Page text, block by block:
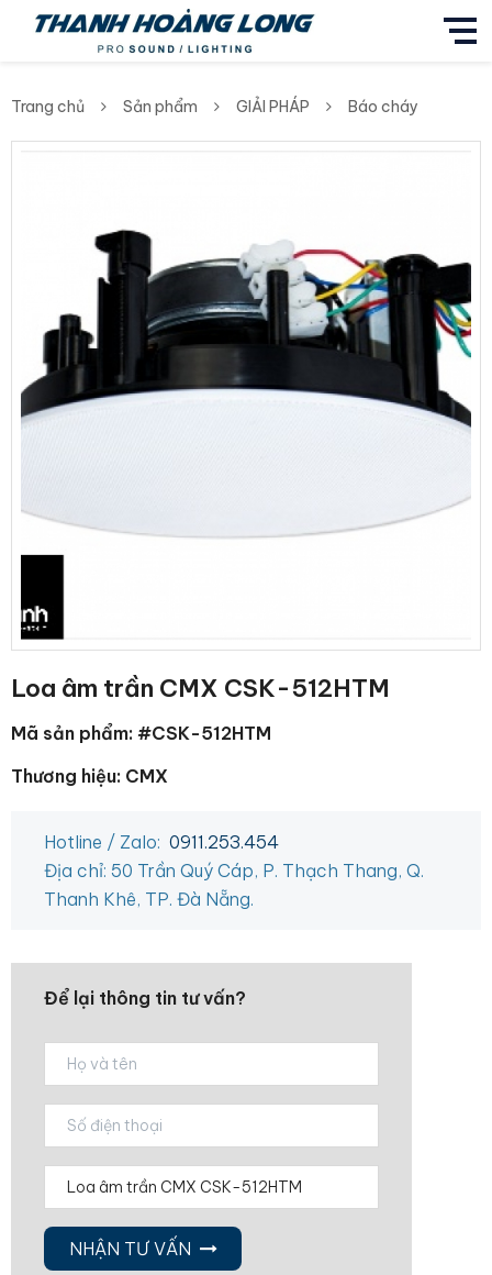
Trang chủ Sản phẩm GIẢI PHÁP Báo cháy
Loa âm trần CMX CSK-512HTM
Mã sản phẩm: #CSK-512HTM
Thương hiệu: CMX
Hotline / Zalo: 0911.253.454
Địa chỉ: 50 Trần Quý Cáp, P. Thạch Thang, Q.
Thanh Khê, TP. Đà Nẵng.
Để lại thông tin tư vấn?
NHẬN TƯ VẤN